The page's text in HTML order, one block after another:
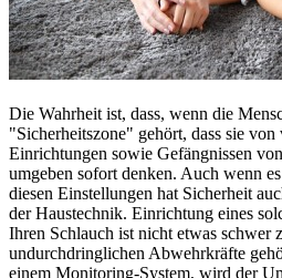
Die Wahrheit ist, dass, wenn die
"Sicherheitszone" gehört, dass sie
Einrichtungen sowie Gefängnissen
umgeben sofort denken. Auch wenn
diesen Einstellungen hat Sicherheit
der Haustechnik. Einrichtung eines
Ihren Schlauch ist nicht etwas schwer
undurchdringlichen Abwehrkräfte
einem Monitoring-System, wird der